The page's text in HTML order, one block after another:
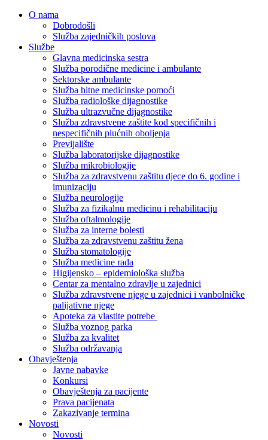
O nama
Dobrodošli
Služba zajedničkih poslova
Službe
Glavna medicinska sestra
Služba porodične medicine i ambulante
Sektorske ambulante
Služba hitne medicinske pomoći
Služba radiološke dijagnostike
Služba ultrazvučne dijagnostike
Služba zdravstvene zaštite kod specifičnih i
nespecifičnih plućnih oboljenja
Previjalište
Služba laboratorijske dijagnostike
Služba mikrobiologije
Služba za zdravstvenu zaštitu djece do 6. godine i
imunizaciju
Služba neurologije
Služba za fizikalnu medicinu i rehabilitaciju
Služba oftalmologije
Služba za interne bolesti
Služba za zdravstvenu zaštitu žena
Služba stomatologije
Služba medicine rada
Higijensko – epidemiološka služba
Centar za mentalno zdravlje u zajednici
Služba zdravstvene njege u zajednici i vanbolničke
palijativne njege
Apoteka za vlastite potrebe
Služba voznog parka
Služba za kvalitet
Služba održavanja
Obavještenja
Javne nabavke
Konkursi
Obavještenja za pacijente
Prava pacijenata
Zakazivanje termina
Novosti
Novosti